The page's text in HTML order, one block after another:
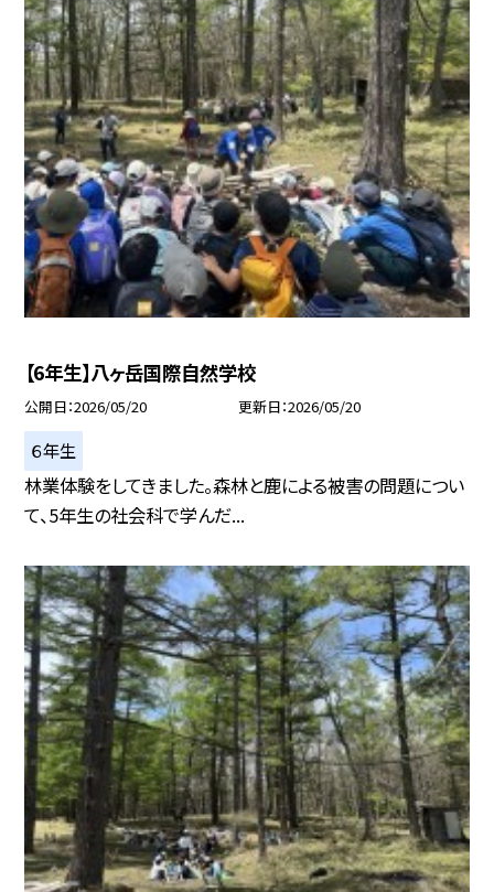
【6年生】八ヶ岳国際自然学校
公開日 2026/05/20 更新日 2026/05/20
６年生
林業体験をしてきました。森林と鹿による被害の問題につい
て、5年生の社会科で学んだ...